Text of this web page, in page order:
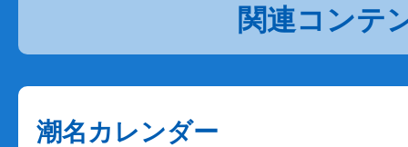
関連コンテ
潮名カレンダー